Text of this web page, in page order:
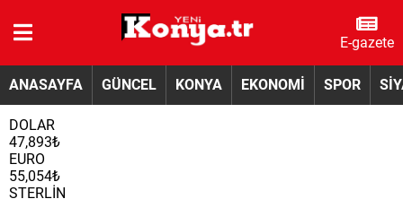
E-gazete
ANASAYFA GÜNCEL KONYA EKONOMİ SPOR
DOLAR
47,893₺
EURO
55,054₺
STERLİN